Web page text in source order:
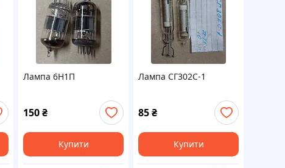
Лампа 6Н1П
150₴
Купити
Лампа СГ302С-1
85₴
Купити